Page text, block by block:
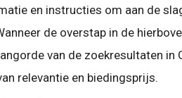
en instructies om aan de
anneer de overstap in de
van de zoekresultaten in
relevantie en biedingsprijs.